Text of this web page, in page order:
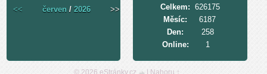
<< červen / 2026 >>
Online: 1
Celkem:
626175
Měsíc:
6187
Den:
258
© 2026 eStránky.cz Nahoru ↑